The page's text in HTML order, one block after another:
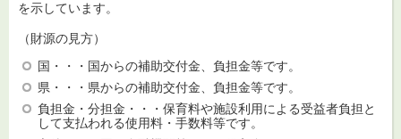
を示しています。
（財源の見方）
国・・・国からの補助交付金、負担金等です。
県・・・県からの補助交付金、負担金等です。
負担金・分担金・・・保育料や施設利用による受益者負担と
して支払われる使用料・手数料等です。